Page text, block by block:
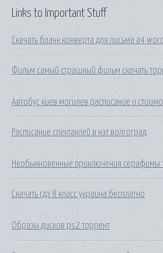
Links to Important Stuff
Скачать бланк конверта для письма а4 word
Фильм самый страшный фильм скачать
Автобус киев могилев расписание и
Расписание спектаклей в нэт волгоград
Необыкновенные приключения серафимы
Скачать гдз 8 класс украина бесплатно
Образы дисков ps2 торрент